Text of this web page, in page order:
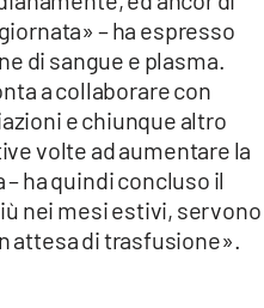
– ha espresso
di sangue e plasma.
a collaborare con
e chiunque altro
volte ad aumentare la
ha quindi concluso il
nei mesi estivi, servono
attesa di trasfusione».